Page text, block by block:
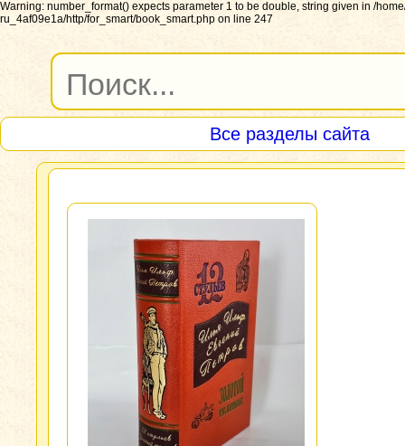
Warning: number_format() expects parameter 1 to be double, string given in /
ru_4af09e1a/http/for_smart/book_smart.php on line 247
Все разделы сайта